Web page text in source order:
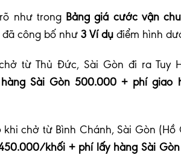
như trong Bảng giá cước vận
công bố như 3 Ví dụ điểm hình
từ Thủ Đức, Sài Gòn đi ra Tuy
Sài Gòn 500.000 + phí giao
khi chở từ Bình Chánh, Sài Gòn (Hồ
khối + phí lấy hàng Sài